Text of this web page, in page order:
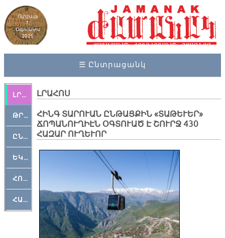
Ուրբաթ
7,
Օգոստոս
2026
☰ Ընտրացանկ
ԼՐԱՀՈՍ
ԹՐՔԱՀԱՅ ԿԵԱՆՔ
ԸՆԿԵՐԱՄՇԱԿՈՒԹԱՅԻՆ
ԵԿԵՂԵՑԱԿԱՆ
ՀՈԳԵՄՏԱՒՈՐ
ՀԱՐԹԱԿ
ԼՐԱՀՈՍ
ՀԻՆԳ ՏԱՐՈՒԱՆ ԸՆԹԱՑՔԻՆ «ՏԱԹԵՒԵՐ»
ՃՈՊԱՆՈՒՂԻԷՆ ՕԳՏՈՒԱԾ Է ՇՈՒՐՋ 430
ՀԱԶԱՐ ՈՒՂԵՒՈՐ